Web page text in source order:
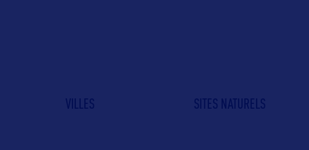
VILLES SITES NATURELS